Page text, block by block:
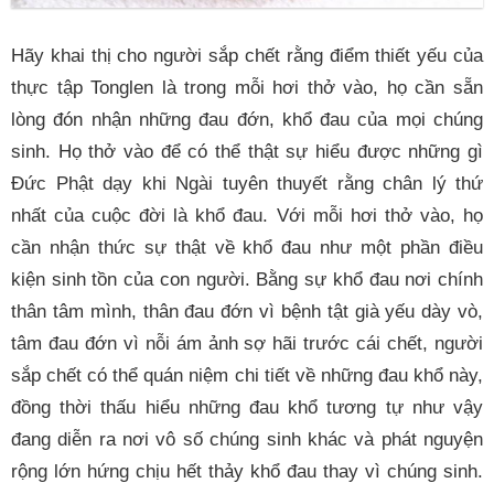
Hãy khai thị cho người sắp chết rằng điểm thiết yếu của
thực tập Tonglen là trong mỗi hơi thở vào, họ cần sẵn
lòng đón nhận những đau đớn, khổ đau của mọi chúng
sinh. Họ thở vào để có thể thật sự hiểu được những gì
Đức Phật dạy khi Ngài tuyên thuyết rằng chân lý thứ
nhất của cuộc đời là khổ đau. Với mỗi hơi thở vào, họ
cần nhận thức sự thật về khổ đau như một phần điều
kiện sinh tồn của con người. Bằng sự khổ đau nơi chính
thân tâm mình, thân đau đớn vì bệnh tật già yếu dày vò,
tâm đau đớn vì nỗi ám ảnh sợ hãi trước cái chết, người
sắp chết có thể quán niệm chi tiết về những đau khổ này,
đồng thời thấu hiểu những đau khổ tương tự như vậy
đang diễn ra nơi vô số chúng sinh khác và phát nguyện
rộng lớn hứng chịu hết thảy khổ đau thay vì chúng sinh.